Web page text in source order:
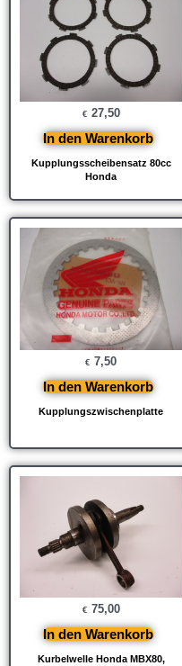
Kupplungsscheibensatz 80cc
Honda
€ 27,50
In den Warenkorb
Kupplungszwischenplatte
€ 7,50
In den Warenkorb
Kurbelwelle Honda MBX80,
€ 75,00
In den Warenkorb